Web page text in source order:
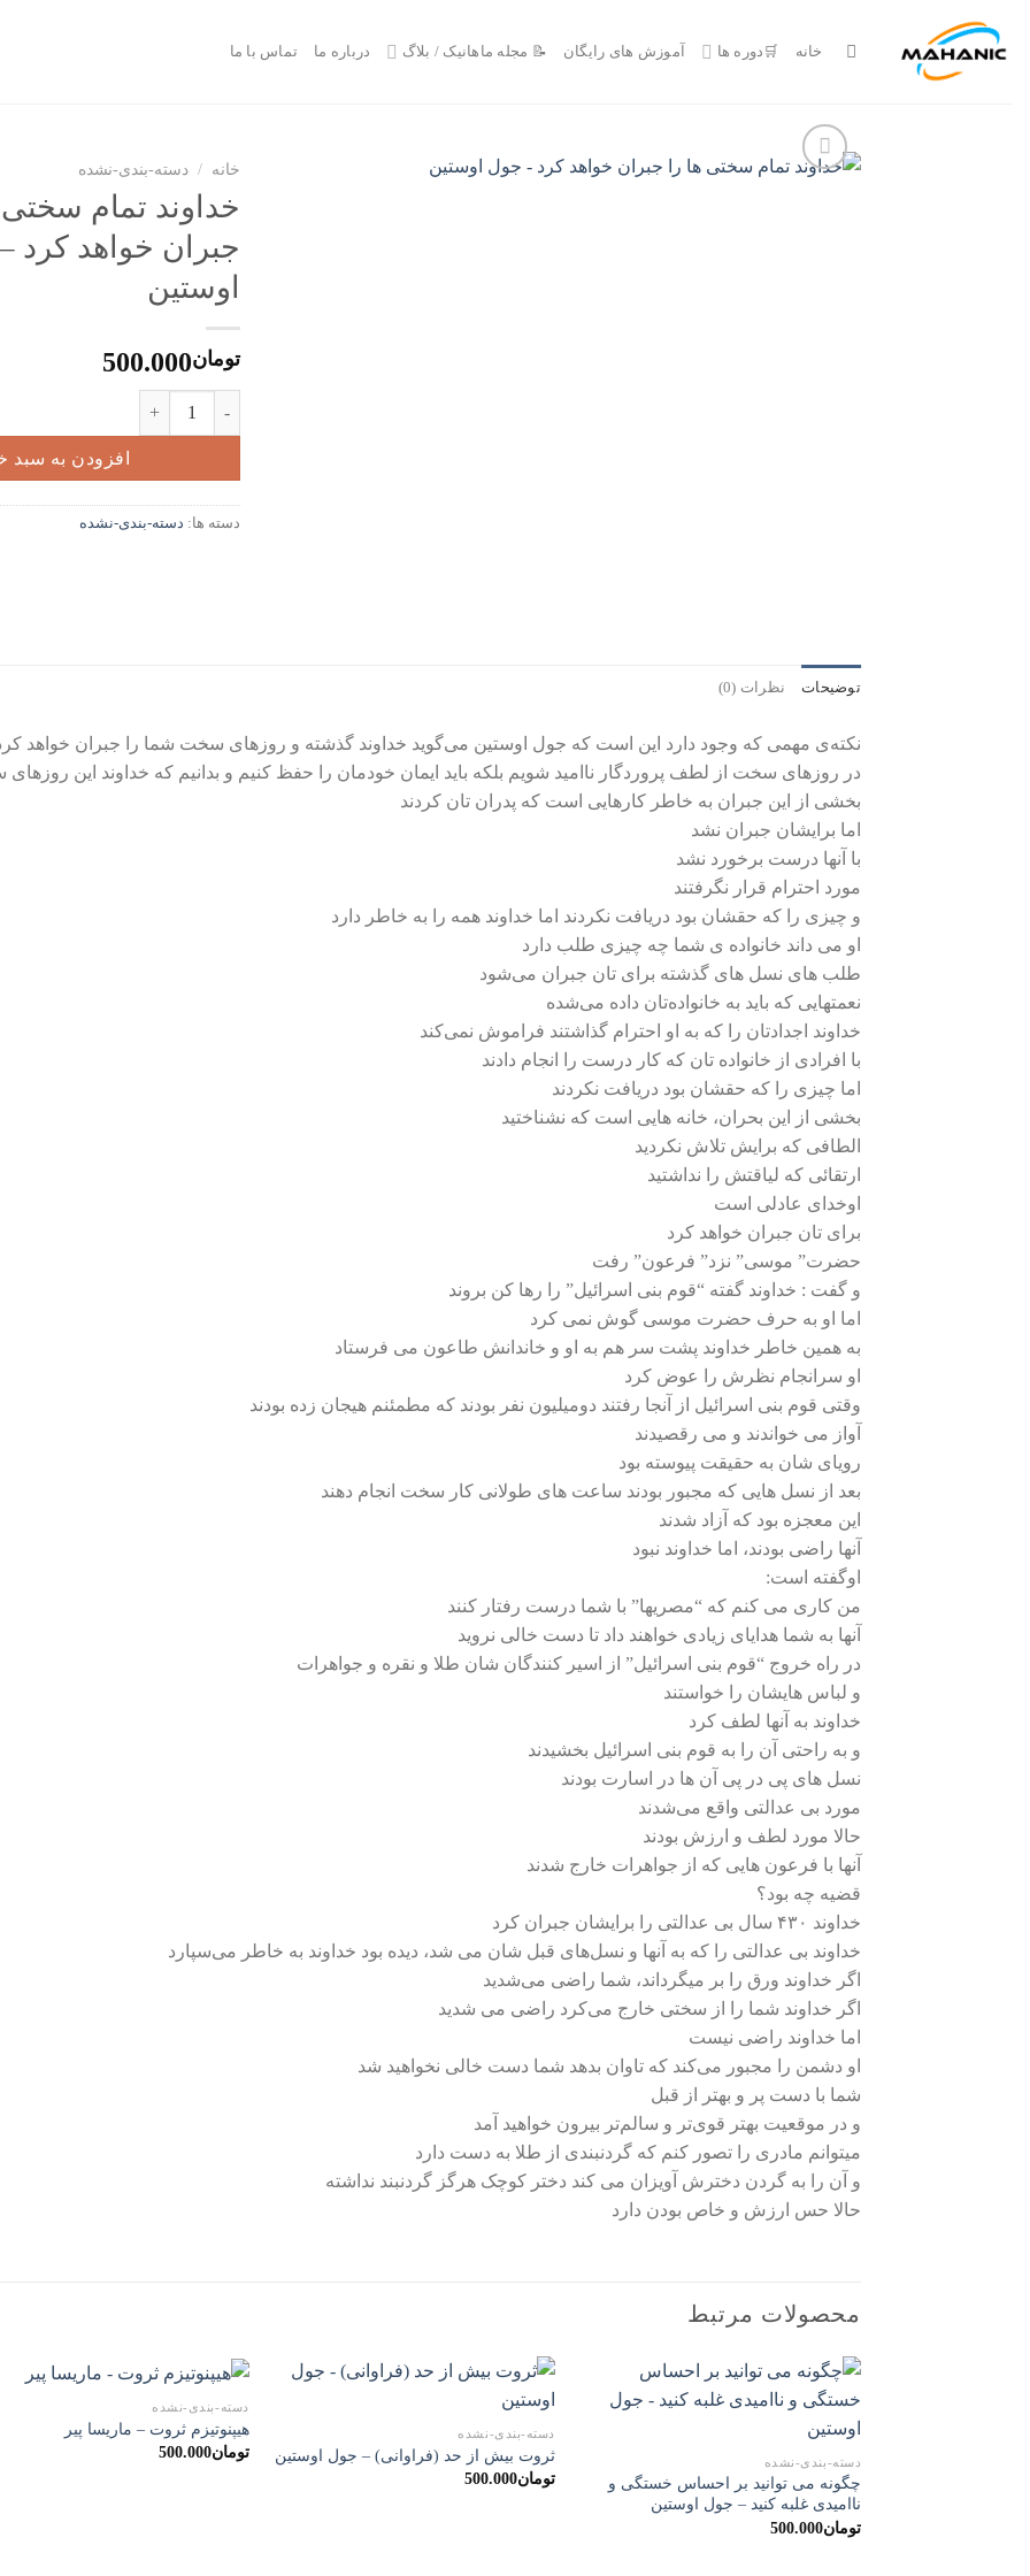
خانه 🛒دوره ها آموزش های رایگان 📝 مجله ماهانیک / بلاگ درباره ما تماس با ما
خانه / دسته-بندی-نشده
خداوند تمام سختی
جبران خواهد کرد
اوستین
تومان500.000
افزودن به سبد
دسته ها: دسته-بندی-نشده
توضیحات نظرات (0)
نکته‌ی مهمی که وجود دارد این است که جول اوستین می‌گوید خداوند گذشته و روزهای سخت شما را جبران خواهد
در روزهای سخت از لطف پروردگار ناامید شویم بلکه باید ایمان خودمان را حفظ کنیم و بدانیم که خداوند این
بخشی از این جبران به خاطر کارهایی است که پدران تان کردند
اما برایشان جبران نشد
با آنها درست برخورد نشد
مورد احترام قرار نگرفتند
و چیزی را که حقشان بود دریافت نکردند اما خداوند همه را به خاطر دارد
او می داند خانواده ی شما چه چیزی طلب دارد
طلب های نسل های گذشته برای تان جبران می‌شود
نعمتهایی که باید به خانواده‌تان داده می‌شده
خداوند اجدادتان را که به او احترام گذاشتند فراموش نمی‌کند
با افرادی از خانواده‌ تان که کار درست را انجام دادند
اما چیزی را که حقشان بود دریافت نکردند
بخشی از این بحران، خانه هایی است که نشناختید
الطافی که برایش تلاش نکردید
ارتقائی که لیاقتش را نداشتید
اوخدای عادلی است
برای تان جبران خواهد کرد
حضرت” موسی” نزد” فرعون” رفت
و گفت : خداوند گفته “قوم بنی اسرائیل” را رها کن بروند
اما او به حرف حضرت موسی گوش نمی کرد
به همین خاطر خداوند پشت سر هم به او و خاندانش طاعون می فرستاد
او سرانجام نظرش را عوض کرد
وقتی قوم بنی اسرائیل از آنجا رفتند دومیلیون نفر بودند که مطمئنم هیجان زده بودند
آواز می خواندند و می رقصیدند
رویای شان به حقیقت پیوسته بود
بعد از نسل هایی که مجبور بودند ساعت های طولانی کار سخت انجام دهند
این معجزه بود که آزاد شدند
آنها راضی بودند، اما خداوند نبود
اوگفته است:
من کاری می کنم که “مصریها” با شما درست رفتار کنند
آنها به شما هدایای زیادی خواهند داد تا دست خالی نروید
در راه خروج “قوم بنی اسرائیل” از اسیر کنندگان شان طلا و نقره و جواهرات
و لباس هایشان را خواستند
خداوند به آنها لطف کرد
و به راحتی آن را به قوم بنی اسرائیل بخشیدند
نسل های پی در پی آن ها در اسارت بودند
مورد بی عدالتی واقع می‌شدند
حالا مورد لطف و ارزش بودند
آنها با فرعون هایی که از جواهرات خارج شدند
قضیه چه بود؟
خداوند ۴۳۰ سال بی عدالتی را برایشان جبران کرد
خداوند بی عدالتی را که به آنها و نسل‌های قبل شان می شد، دیده بود خداوند به خاطر می‌سپارد
اگر خداوند ورق را بر میگرداند، شما راضی می‌شدید
اگر خداوند شما را از سختی خارج می‌کرد راضی می شدید
اما خداوند راضی نیست
او دشمن را مجبور می‌کند که تاوان بدهد شما دست خالی نخواهید شد
شما با دست پر و بهتر از قبل
و در موقعیت بهتر قوی‌تر و سالم‌تر بیرون خواهید آمد
میتوانم مادری را تصور کنم که گردنبندی از طلا به دست دارد
و آن را به گردن دخترش آویزان می کند دختر کوچک هرگز گردنبند نداشته
حالا حس ارزش و خاص بودن دارد
محصولات مرتبط
دسته-بندی-نشده
چگونه می توانید بر احساس خستگی و
ناامیدی غلبه کنید – جول اوستین
تومان500.000
دسته-بندی-نشده
ثروت بیش از حد (فراوانی) – جول اوستین
تومان500.000
دسته-بندی-نشده
هیپنوتیزم ثروت – ماریسا پیر
تومان500.000